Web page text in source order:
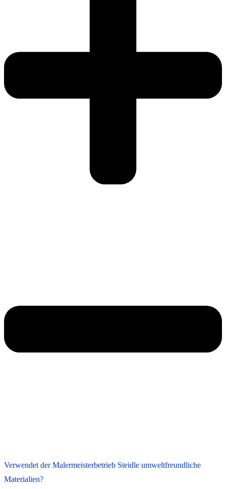
Verwendet der Malermeisterbetrieb Steidle umweltfreundliche
Materialien?